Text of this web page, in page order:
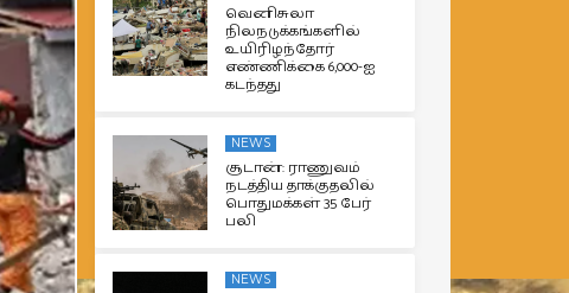
வெனிசுலா
நிலநடுக்கங்களில்
உயிரிழந்தோர்
எண்ணிக்கை 6,000-ஐ
கடந்தது
NEWS
சூடான்: ராணுவம்
நடத்திய தாக்குதலில்
பொதுமக்கள் 35 பேர்
பலி
NEWS